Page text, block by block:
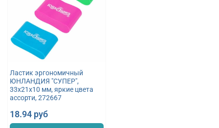
Ластик эргономичный
ЮНЛАНДИЯ "СУПЕР",
33х21х10 мм, яркие цвета
ассорти, 272667
18.94 руб